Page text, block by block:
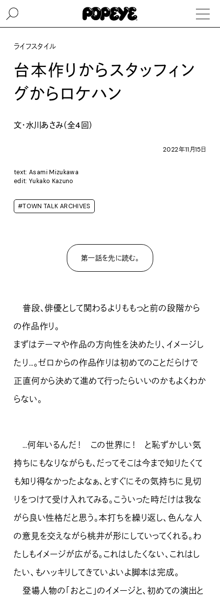
ライフスタイル
台本作りからスタッフィン
グからロケハン
文・水川あさみ（全4回）
2022年11月15日
text: Asami Mizukawa
edit: Yukako Kazuno
#TOWN TALK ARCHIVES
第一話を先に読む。
普段、俳優として関わるよりももっと前の段階から
の作品作り。
まずはテーマや作品の方向性を決めたり、イメージし
たり…。ゼロからの作品作りは初めてのことだらけで
正直何から決めて進めて行ったらいいのかもよくわか
らない。
…何年いるんだ！ この世界に！ と恥ずかしい気
持ちにもなりながらも、だってそこは今まで知りたくて
も知り得なかったよなぁ、とすぐにその気持ちに見切
りをつけて受け入れてみる。こういった時だけは我な
がら良い性格だと思う。本打ちを繰り返し、色んな人
の意見を交えながら桃井が形にしていってくれる。わ
たしもイメージが広がる。これはしたくない、これはし
たい、もハッキリしてきていよいよ脚本は完成。
登場人物の「おとこ」のイメージと、初めての演出と